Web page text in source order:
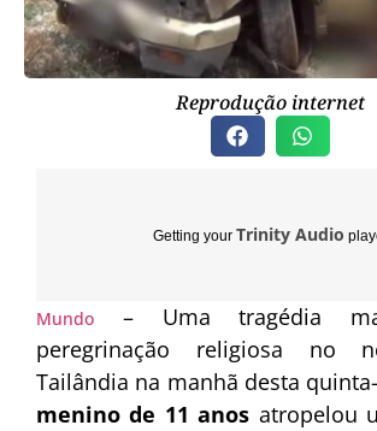
Reprodução internet
Getting your Trinity Audio
Mundo
– Uma tragédia
peregrinação religiosa no
Tailândia na manhã desta
menino de 11 anos atropelou